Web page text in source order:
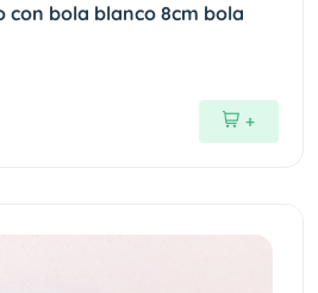
bola blanco 8cm bola
+